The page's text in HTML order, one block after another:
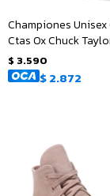
Championes
Ctas Ox Chuck
Marrón - Blanco
$ 3.590
$2.872